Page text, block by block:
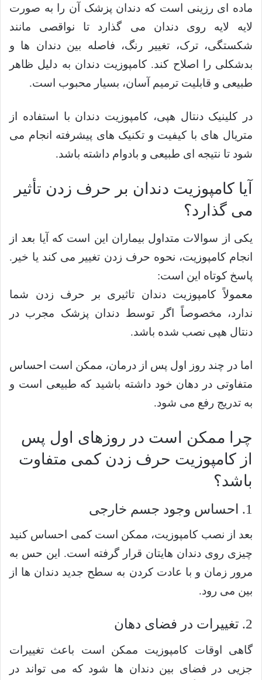
ماده ای رزینی است که دندان پزشک آن را به صورت
لایه لایه روی دندان می گذارد تا نواقصی مانند
شکستگی، ترک، تغییر رنگ، فاصله بین دندان ها و
بدشکلی را اصلاح کند. کامپوزیت دندان به دلیل ظاهر
طبیعی و قابلیت ترمیم آسان، بسیار محبوب است.
در کلینیک دنتال هپی، کامپوزیت دندان با استفاده از
متریال های با کیفیت و تکنیک های پیشرفته انجام می
شود تا نتیجه ای طبیعی و بادوام داشته باشد.
آیا کامپوزیت دندان بر حرف زدن تأثیر
می گذارد؟
یکی از سوالات متداول بیماران این است که آیا بعد از
انجام کامپوزیت، نحوه حرف زدن تغییر می کند یا خیر.
پاسخ کوتاه این است:
معمولاً کامپوزیت دندان تاثیری بر حرف زدن شما
ندارد، مخصوصاً اگر توسط دندان پزشک مجرب در
دنتال هپی نصب شده باشد.
اما در چند روز اول پس از درمان، ممکن است احساس
متفاوتی در دهان خود داشته باشید که طبیعی است و
به تدریج رفع می شود.
چرا ممکن است در روزهای اول پس
از کامپوزیت حرف زدن کمی متفاوت
باشد؟
1. احساس وجود جسم خارجی
بعد از نصب کامپوزیت، ممکن است کمی احساس کنید
چیزی روی دندان هایتان قرار گرفته است. این حس به
مرور زمان و با عادت کردن به سطح جدید دندان ها از
بین می رود.
2. تغییرات در فضای دهان
گاهی اوقات کامپوزیت ممکن است باعث تغییرات
جزیی در فضای بین دندان ها شود که می تواند در